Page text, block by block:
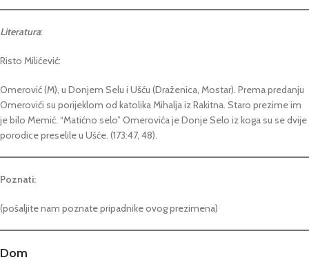
Literatura:
Risto Milićević:
Omerović (M), u Donjem Selu i Ušću (Draženica, Mostar). Prema predanju
Omerovići su porijeklom od katolika Mihalja iz Rakitna. Staro prezime im
je bilo Memić. “Matićno selo” Omerovića je Donje Selo iz koga su se dvije
porodice preselile u Ušće. (173:47, 48).
Poznati:
(pošaljite nam poznate pripadnike ovog prezimena)
Dom